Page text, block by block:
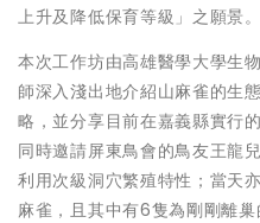
上升及降低保育等級」之願景。
本次工作坊由高雄醫學大學生
師深入淺出地介紹山麻雀的生
略，並分享目前在嘉義縣實行
同時邀請屏東鳥會的鳥友王龍
利用次級洞穴繁殖特性；當天
麻雀，且其中有6隻為剛剛離巢